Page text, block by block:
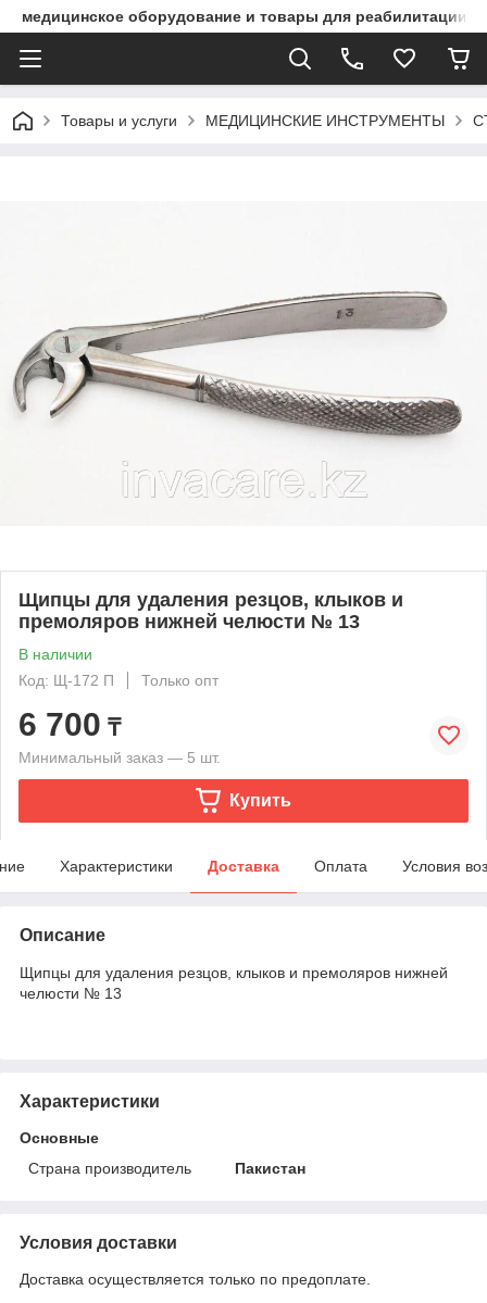
медицинское оборудование и товары для реабилитации
Товары и услуги МЕДИЦИНСКИЕ ИНСТРУМЕНТЫ
Щипцы для удаления резцов, клыков и
премоляров нижней челюсти № 13
В наличии
Код: Щ-172 П
Только опт
6 700 ₸
Минимальный заказ — 5 шт.
Купить
Характеристики Доставка Оплата Условия
Описание
Щипцы для удаления резцов, клыков и премоляров нижней
челюсти № 13
Характеристики
Основные
Страна производитель
Пакистан
Условия доставки
Доставка осуществляется только по предоплате.